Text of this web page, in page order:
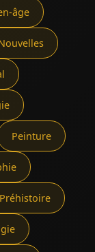
âge
Peinture
Préhistoire